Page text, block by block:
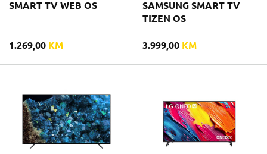
SMART TV WEB OS
1.269,00 KM
SAMSUNG SMART TV
TIZEN OS
3.999,00 KM